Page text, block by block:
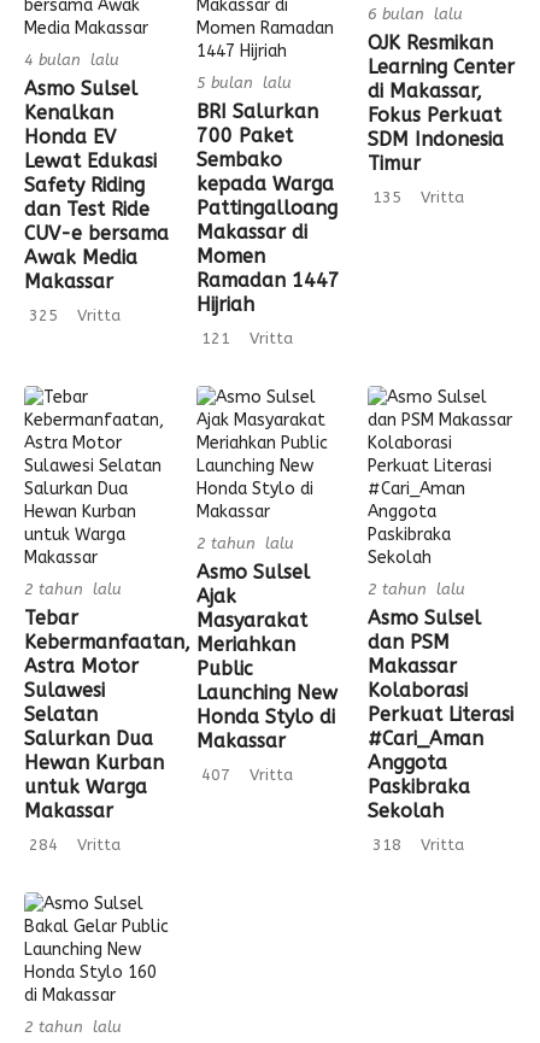
4 bulan lalu
Asmo Sulsel
Kenalkan
Honda EV
Lewat Edukasi
Safety Riding
dan Test Ride
CUV-e bersama
Awak Media
Makassar
325 Vritta
5 bulan lalu
BRI Salurkan
700 Paket
Sembako
kepada Warga
Pattingalloang
Makassar di
Momen
Ramadan 1447
Hijriah
121 Vritta
6 bulan lalu
OJK Resmikan
Learning Center
di Makassar,
Fokus Perkuat
SDM Indonesia
Timur
135 Vritta
2 tahun lalu
Tebar
Kebermanfaatan,
Astra Motor
Sulawesi
Selatan
Salurkan Dua
Hewan Kurban
untuk Warga
Makassar
284 Vritta
2 tahun lalu
Asmo Sulsel
Ajak
Masyarakat
Meriahkan
Public
Launching New
Honda Stylo di
Makassar
407 Vritta
2 tahun lalu
Asmo Sulsel
dan PSM
Makassar
Kolaborasi
Perkuat Literasi
#Cari_Aman
Anggota
Paskibraka
Sekolah
318 Vritta
2 tahun lalu